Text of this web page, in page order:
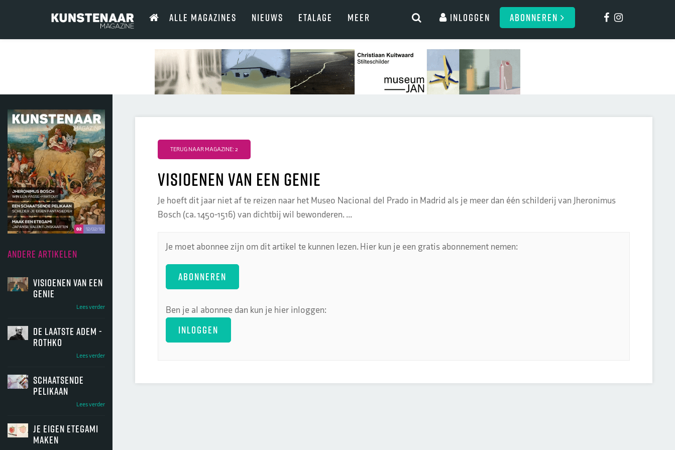
ALLE MAGAZINES NIEUWS ETALAGE MEER Inloggen ABONNEREN
ANDERE ARTIKELEN
Visioenen van een
genie
Lees verder
De laatste adem -
Rothko
Lees verder
Schaatsende
pelikaan
Lees verder
Je eigen etegami
maken
TERUG NAAR MAGAZINE: 2
Visioenen van een genie
Je hoeft dit jaar niet af te reizen naar het Museo Nacional del Prado in Madrid als je meer dan één schilderij van Jheronimus
Bosch (ca. 1450-1516) van dichtbij wil bewonderen. ...
Je moet abonnee zijn om dit artikel te kunnen lezen. Hier kun je een gratis abonnement nemen:
ABONNEREN
Ben je al abonnee dan kun je hier inloggen:
INLOGGEN